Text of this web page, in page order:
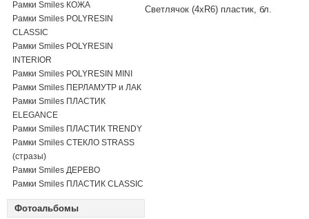
Рамки Smiles КОЖА
Рамки Smiles POLYRESIN
CLASSIC
Рамки Smiles POLYRESIN
INTERIOR
Рамки Smiles POLYRESIN MINI
Рамки Smiles ПЕРЛАМУТР и ЛАК
Рамки Smiles ПЛАСТИК
ELEGANCE
Рамки Smiles ПЛАСТИК TRENDY
Рамки Smiles СТЕКЛО STRASS
(стразы)
Рамки Smiles ДЕРЕВО
Рамки Smiles ПЛАСТИК CLASSIC
Фотоальбомы
Светлячок (4xR6) пластик, бл.